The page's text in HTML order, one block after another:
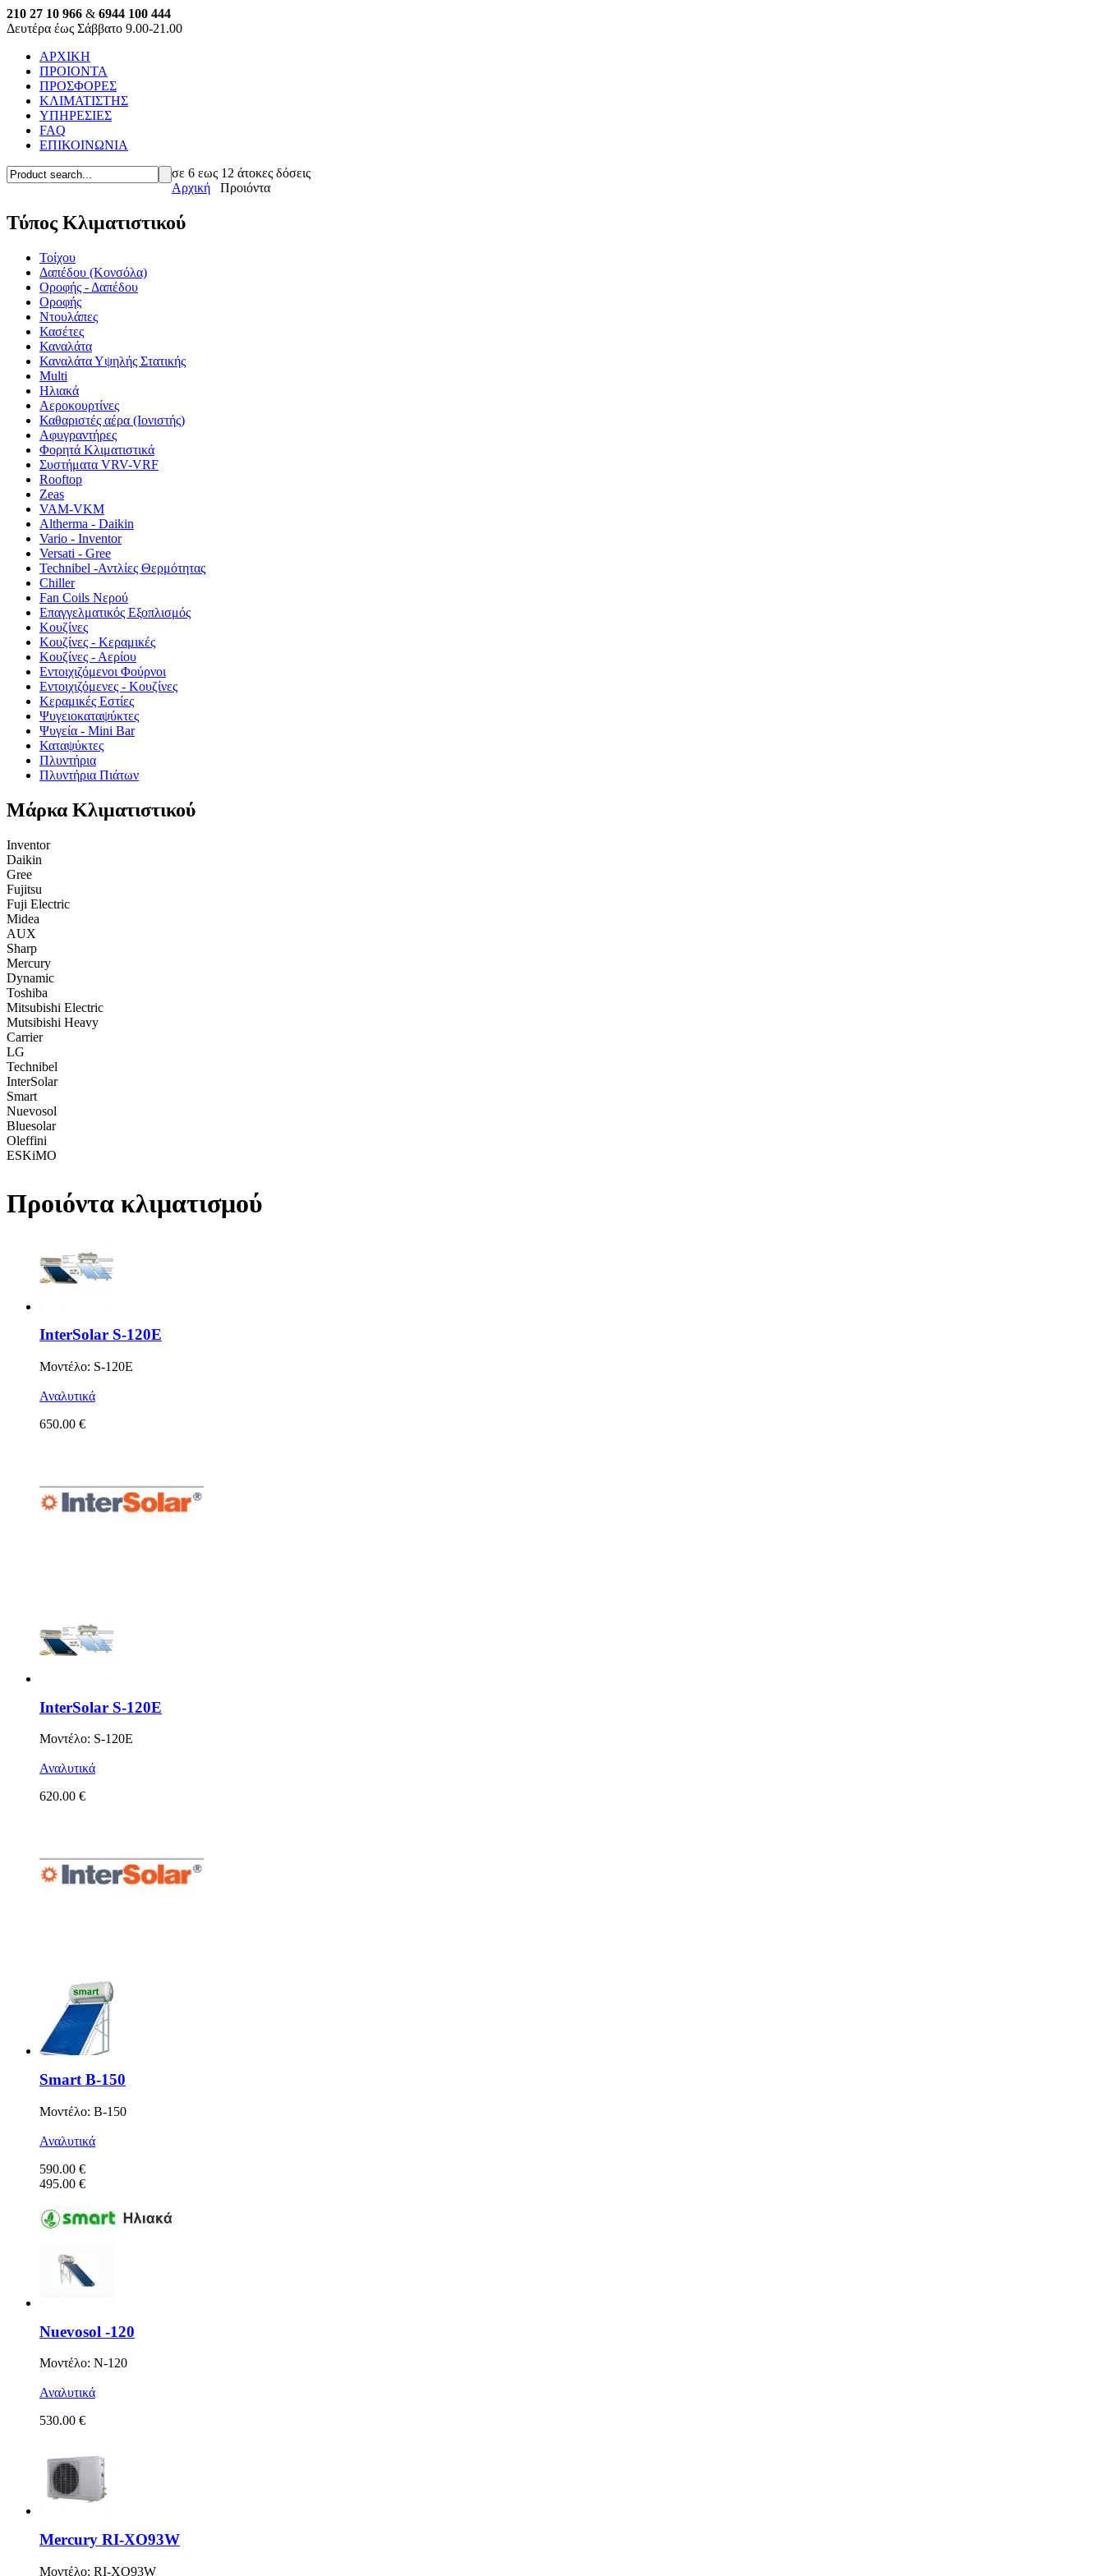
210 27 10 966 & 6944 100 444
Δευτέρα έως Σάββατο 9.00-21.00
ΑΡΧΙΚΗ
ΠΡΟΙΟΝΤΑ
ΠΡΟΣΦΟΡΕΣ
ΚΛΙΜΑΤΙΣΤΗΣ
ΥΠΗΡΕΣΙΕΣ
FAQ
ΕΠΙΚΟΙΝΩΝΙΑ
σε 6 εως 12 άτοκες δόσεις
Αρχική
Προιόντα
Τύπος Κλιματιστικού
Τοίχου
Δαπέδου (Κονσόλα)
Οροφής - Δαπέδου
Οροφής
Ντουλάπες
Κασέτες
Καναλάτα
Καναλάτα Υψηλής Στατικής
Multi
Ηλιακά
Αεροκουρτίνες
Καθαριστές αέρα (Ιονιστής)
Αφυγραντήρες
Φορητά Κλιματιστικά
Συστήματα VRV-VRF
Rooftop
Zeas
VAM-VKM
Altherma - Daikin
Vario - Inventor
Versati - Gree
Technibel -Αντλίες Θερμότητας
Chiller
Fan Coils Νερού
Επαγγελματικός Εξοπλισμός
Κουζίνες
Κουζίνες - Κεραμικές
Κουζίνες - Αερίου
Εντοιχιζόμενοι Φούρνοι
Εντοιχιζόμενες - Κουζίνες
Κεραμικές Εστίες
Ψυγειοκαταψύκτες
Ψυγεία - Mini Bar
Καταψύκτες
Πλυντήρια
Πλυντήρια Πιάτων
Μάρκα Κλιματιστικού
Inventor
Daikin
Gree
Fujitsu
Fuji Electric
Midea
AUX
Sharp
Mercury
Dynamic
Toshiba
Mitsubishi Electric
Mutsibishi Heavy
Carrier
LG
Technibel
InterSolar
Smart
Nuevosol
Bluesolar
Oleffini
ESKiMO
Προιόντα κλιματισμού
InterSolar S-120E
Μοντέλο: S-120E
Αναλυτικά
650.00 €
InterSolar S-120E
Μοντέλο: S-120E
Αναλυτικά
620.00 €
Smart Β-150
Μοντέλο: B-150
Αναλυτικά
590.00 €
495.00 €
Nuevosol -120
Μοντέλο: N-120
Αναλυτικά
530.00 €
Mercury RI-XO93W
Μοντέλο: RI-XO93W